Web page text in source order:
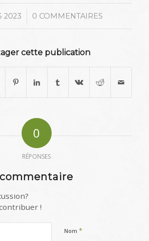
2023 0 COMMENTAIRES
cette publication
0
RÉPONSES
!
Nom *